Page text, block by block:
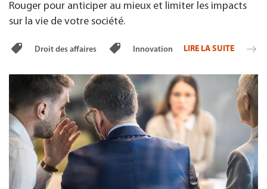
Rouger pour anticiper au mieux et limiter les impacts
sur la vie de votre société.
Droit des affaires Innovation LIRE LA SUITE